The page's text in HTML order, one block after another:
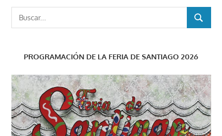
Buscar:
BUSCAR
PROGRAMACIÓN DE LA FERIA DE SANTIAGO 2026